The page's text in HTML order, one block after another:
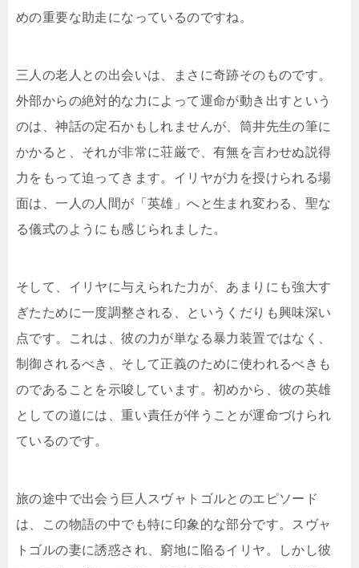
めの重要な助走になっているのですね。
三人の老人との出会いは、まさに奇跡そのものです。
外部からの絶対的な力によって運命が動き出すという
のは、神話の定石かもしれませんが、筒井先生の筆に
かかると、それが非常に荘厳で、有無を言わせぬ説得
力をもって迫ってきます。イリヤが力を授けられる場
面は、一人の人間が「英雄」へと生まれ変わる、聖な
る儀式のようにも感じられました。
そして、イリヤに与えられた力が、あまりにも強大す
ぎたために一度調整される、というくだりも興味深い
点です。これは、彼の力が単なる暴力装置ではなく、
制御されるべき、そして正義のために使われるべきも
のであることを示唆しています。初めから、彼の英雄
としての道には、重い責任が伴うことが運命づけられ
ているのです。
旅の途中で出会う巨人スヴャトゴルとのエピソード
は、この物語の中でも特に印象的な部分です。スヴャ
トゴルの妻に誘惑され、窮地に陥るイリヤ。しかし彼